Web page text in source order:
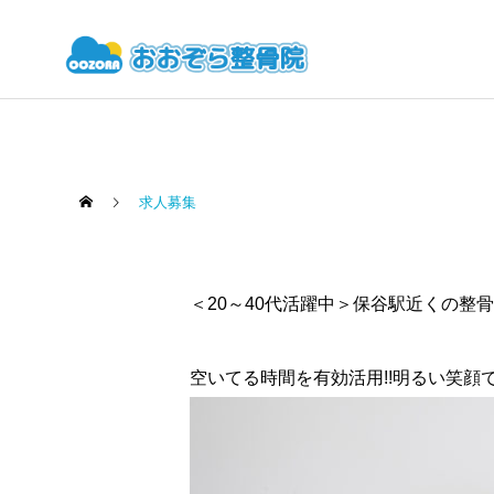
求人募集
＜20～40代活躍中＞保谷駅近くの整
空いてる時間を有効活用!!明るい笑顔